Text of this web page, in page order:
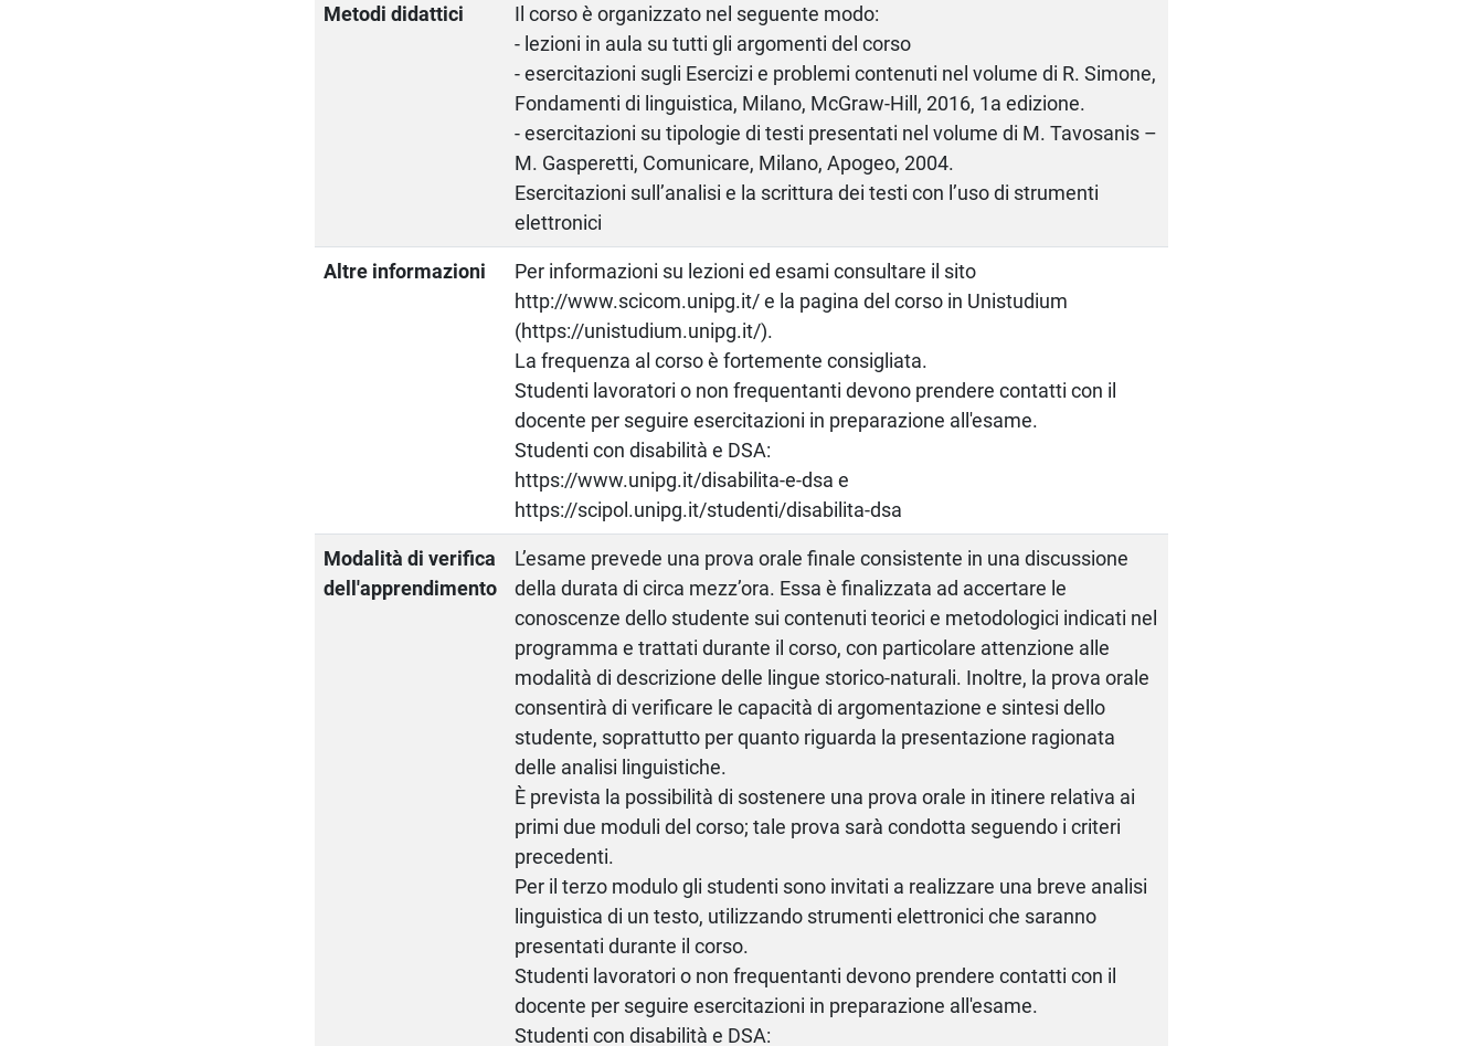
Metodi didattici
Il corso è organizzato nel seguente modo:
- lezioni in aula su tutti gli argomenti del corso
- esercitazioni sugli Esercizi e problemi contenuti nel volume di R. Simone,
Fondamenti di linguistica, Milano, McGraw-Hill, 2016, 1a edizione.
- esercitazioni su tipologie di testi presentati nel volume di M. Tavosanis –
M. Gasperetti, Comunicare, Milano, Apogeo, 2004.
Esercitazioni sull’analisi e la scrittura dei testi con l’uso di strumenti
elettronici
Altre informazioni
Per informazioni su lezioni ed esami consultare il sito
http://www.scicom.unipg.it/ e la pagina del corso in Unistudium
(https://unistudium.unipg.it/).
La frequenza al corso è fortemente consigliata.
Studenti lavoratori o non frequentanti devono prendere contatti con il
docente per seguire esercitazioni in preparazione all'esame.
Studenti con disabilità e DSA:
https://www.unipg.it/disabilita-e-dsa e
https://scipol.unipg.it/studenti/disabilita-dsa
Modalità di verifica
dell'apprendimento
L’esame prevede una prova orale finale consistente in una discussione
della durata di circa mezz’ora. Essa è finalizzata ad accertare le
conoscenze dello studente sui contenuti teorici e metodologici indicati nel
programma e trattati durante il corso, con particolare attenzione alle
modalità di descrizione delle lingue storico-naturali. Inoltre, la prova orale
consentirà di verificare le capacità di argomentazione e sintesi dello
studente, soprattutto per quanto riguarda la presentazione ragionata
delle analisi linguistiche.
È prevista la possibilità di sostenere una prova orale in itinere relativa ai
primi due moduli del corso; tale prova sarà condotta seguendo i criteri
precedenti.
Per il terzo modulo gli studenti sono invitati a realizzare una breve analisi
linguistica di un testo, utilizzando strumenti elettronici che saranno
presentati durante il corso.
Studenti lavoratori o non frequentanti devono prendere contatti con il
docente per seguire esercitazioni in preparazione all'esame.
Studenti con disabilità e DSA: